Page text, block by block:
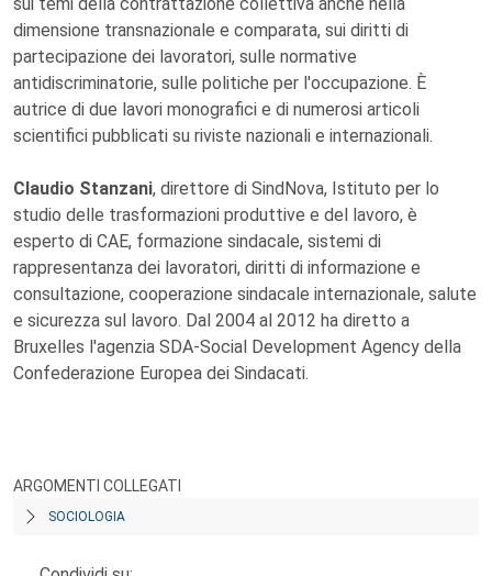
dimensione transnazionale e comparata, sui diritti di
partecipazione dei lavoratori, sulle normative
antidiscriminatorie, sulle politiche per l'occupazione. È
autrice di due lavori monografici e di numerosi articoli
scientifici pubblicati su riviste nazionali e internazionali.
Claudio Stanzani, direttore di SindNova, Istituto per lo
studio delle trasformazioni produttive e del lavoro, è
esperto di CAE, formazione sindacale, sistemi di
rappresentanza dei lavoratori, diritti di informazione e
consultazione, cooperazione sindacale internazionale, salute
e sicurezza sul lavoro. Dal 2004 al 2012 ha diretto a
Bruxelles l'agenzia SDA-Social Development Agency della
Confederazione Europea dei Sindacati.
ARGOMENTI COLLEGATI
SOCIOLOGIA